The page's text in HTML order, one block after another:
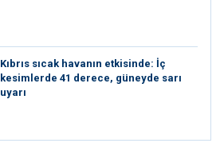
Kıbrıs sıcak havanın etkisinde: İç
kesimlerde 41 derece, güneyde sarı
uyarı